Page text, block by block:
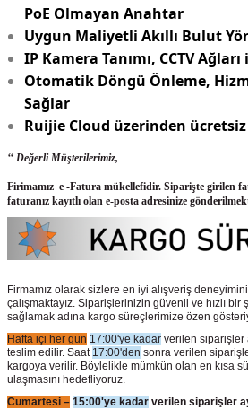
PoE Olmayan Anahtar
Uygun Maliyetli Akıllı Bulut
IP Kamera Tanımı, CCTV
Otomatik Döngü Önleme,
Sağlar
Ruijie Cloud üzerinden
‘‘ Değerli Müşterilerimiz,
Firimamız e -Fatura mükellefidir. Siparişte girilen
faturanız kayıtlı olan e-posta adresinize
Firmamız olarak sizlere en iyi alışveriş
çalışmaktayız. Siparişlerinizin güvenli ve hızlı bir
sağlamak adına kargo süreçlerimize özen
Hafta içi her gün 17:00'ye kadar verilen siparişler
teslim edilir. Saat 17:00'den sonra verilen
kargoya verilir. Böylelikle mümkün olan en kısa
ulaşmasını hedefliyoruz.
Cumartesi – 15:00'ye kadar verilen siparişler